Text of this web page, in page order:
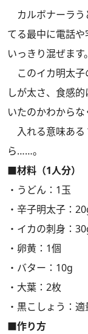
カルボナーラう
てる最中に電話
いっきり混ぜます。
このイカ明太子
しが太さ、食感
いたのかわからな
入れる意味ある
ら……。
■材料（1人分）
・うどん：1玉
・辛子明太子：
・イカの刺身：
・卵黄：1個
・バター：10g
・大葉：2枚
・黒こしょう：適
■作り方